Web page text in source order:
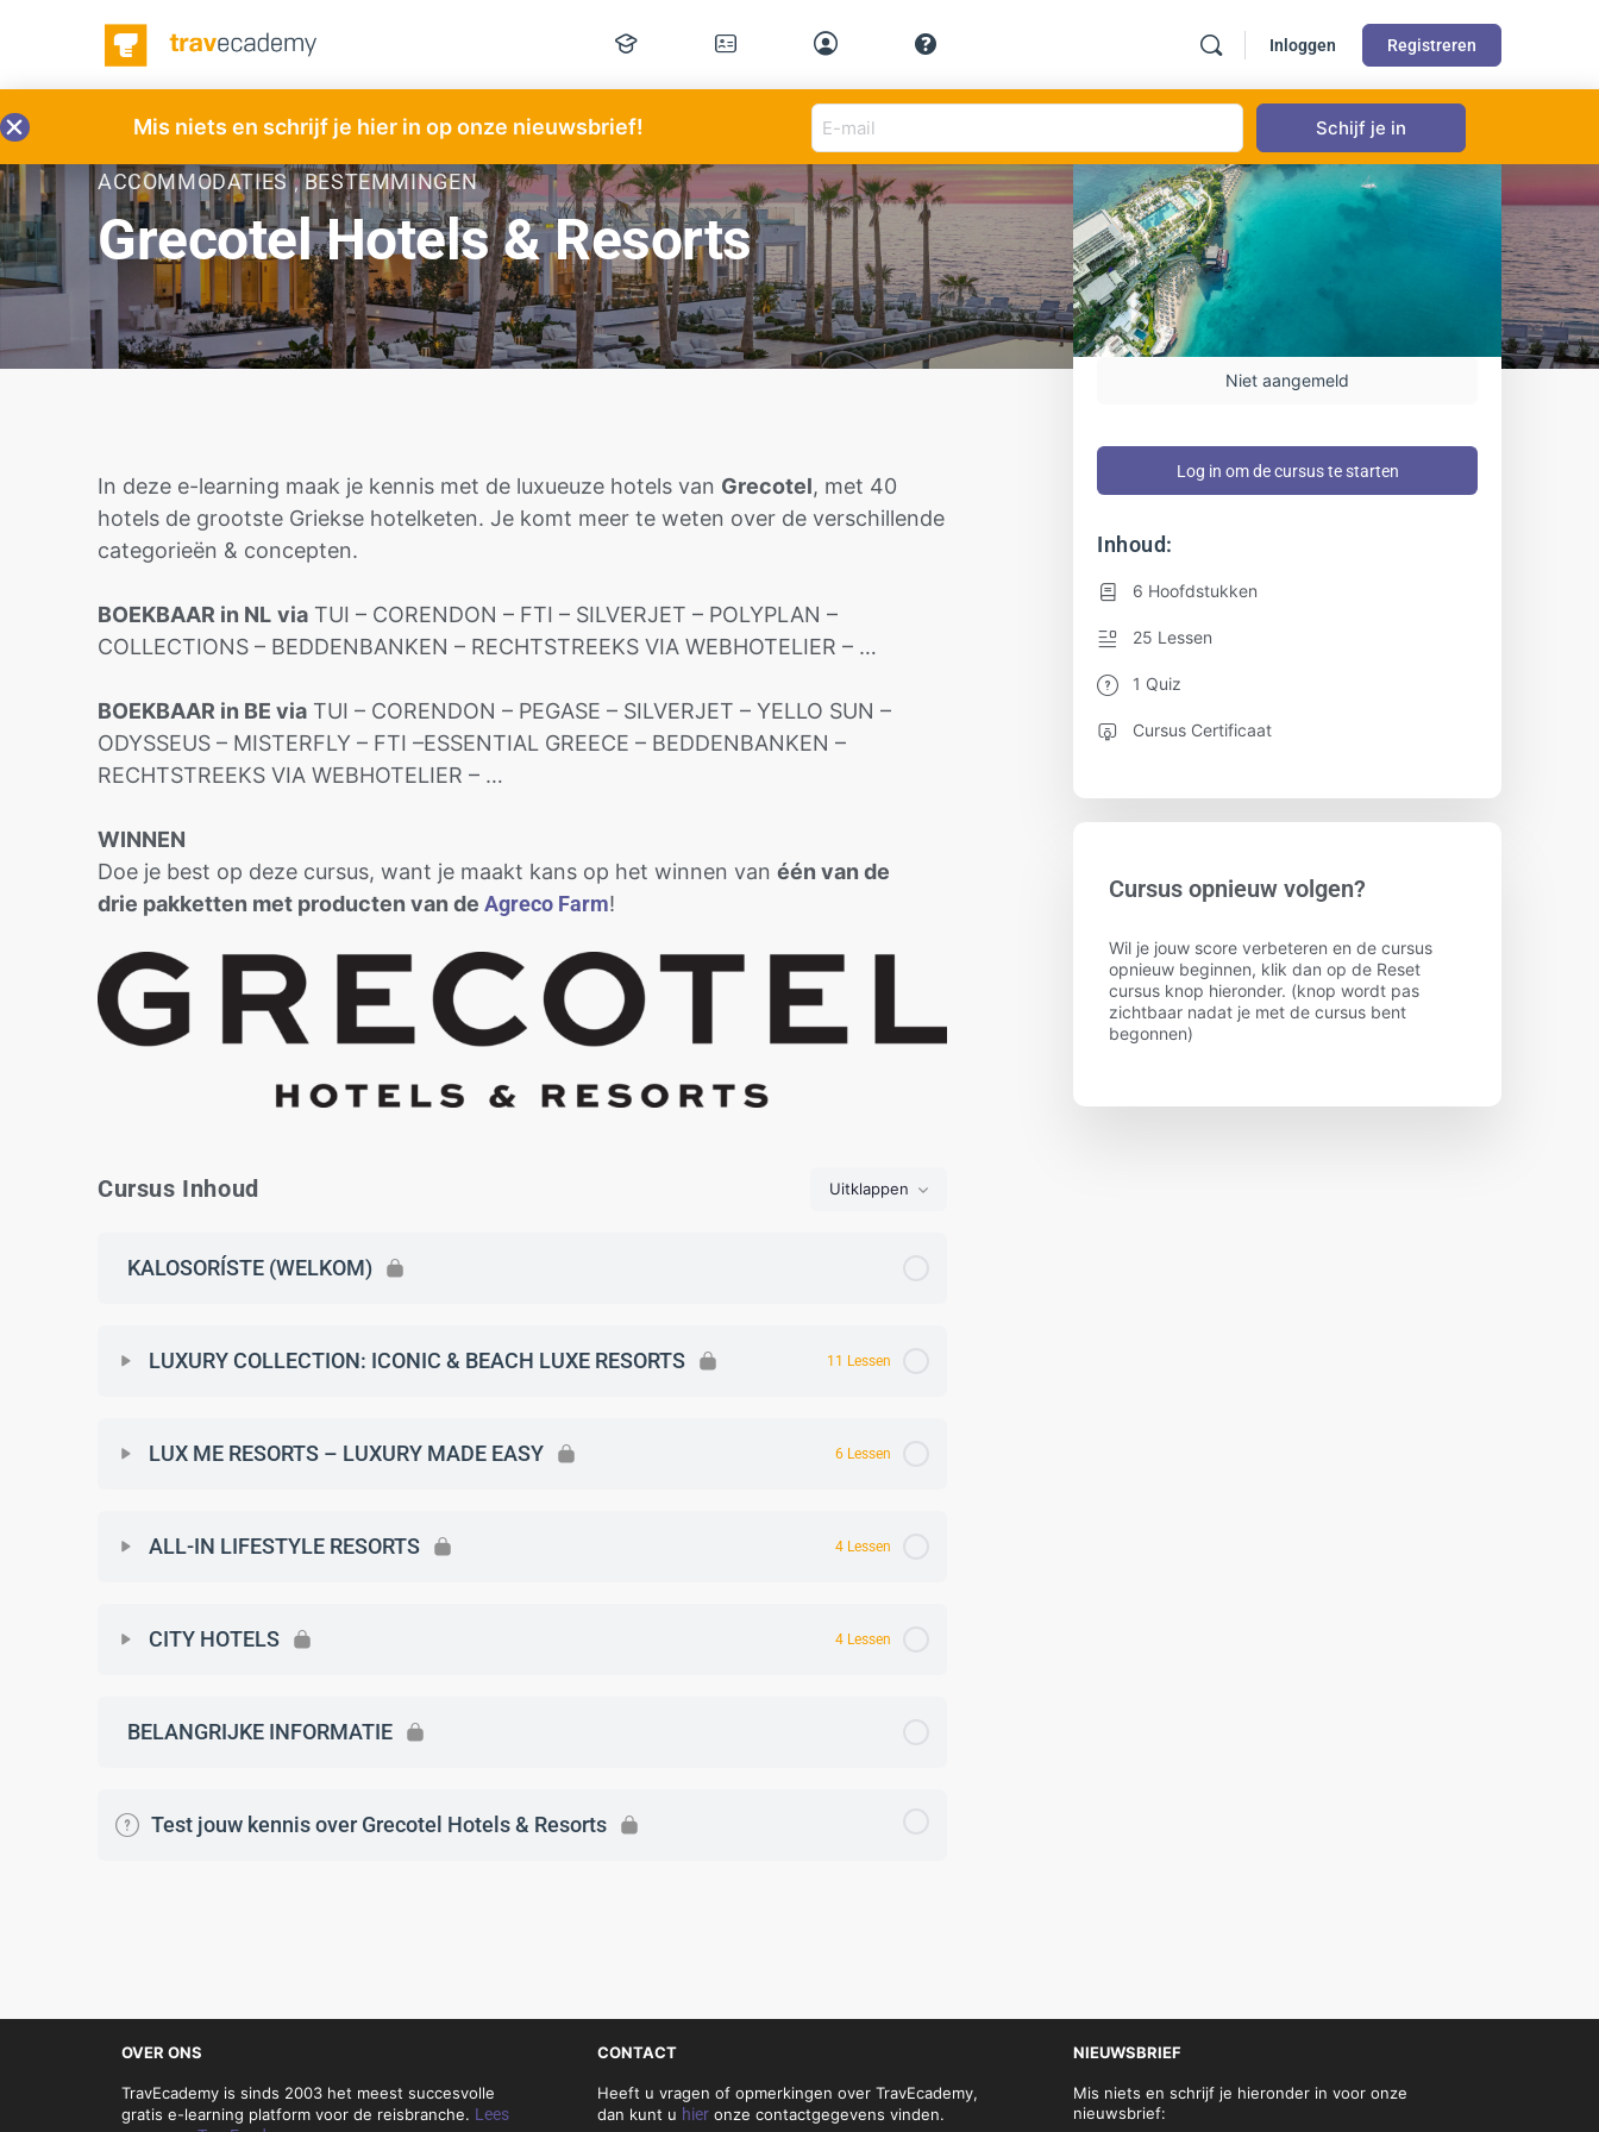
Inloggen Registreren
ACCOMMODATIES, BESTEMMINGEN
Grecotel Hotels & Resorts
In deze e-learning maak je kennis met de luxueuze hotels van Grecotel, met 40
hotels de grootste Griekse hotelketen. Je komt meer te weten over de verschillende
categorieën & concepten.
BOEKBAAR in NL via TUI – CORENDON – FTI – SILVERJET – POLYPLAN –
COLLECTIONS – BEDDENBANKEN – RECHTSTREEKS VIA WEBHOTELIER – …
BOEKBAAR in BE via TUI – CORENDON – PEGASE – SILVERJET – YELLO SUN –
ODYSSEUS – MISTERFLY – FTI –ESSENTIAL GREECE – BEDDENBANKEN –
RECHTSTREEKS VIA WEBHOTELIER – …
WINNEN
Doe je best op deze cursus, want je maakt kans op het winnen van één van de
drie pakketten met producten van de Agreco Farm!
Cursus Inhoud Uitklappen
KALOSORÍSTE (WELKOM)
LUXURY COLLECTION: ICONIC & BEACH LUXE RESORTS 11 Lessen
LUX ME RESORTS – LUXURY MADE EASY 6 Lessen
ALL-IN LIFESTYLE RESORTS 4 Lessen
CITY HOTELS 4 Lessen
BELANGRIJKE INFORMATIE
Test jouw kennis over Grecotel Hotels & Resorts
Niet aangemeld
Log in om de cursus te starten
Inhoud:
6 Hoofdstukken
25 Lessen
1 Quiz
Cursus Certificaat
Cursus opnieuw volgen?
Wil je jouw score verbeteren en de cursus
opnieuw beginnen, klik dan op de Reset
cursus knop hieronder. (knop wordt pas
zichtbaar nadat je met de cursus bent
begonnen)
OVER ONS
TravEcademy is sinds 2003 het meest succesvolle
gratis e-learning platform voor de reisbranche. Lees
CONTACT
Heeft u vragen of opmerkingen over TravEcademy,
dan kunt u hier onze contactgegevens vinden.
NIEUWSBRIEF
Mis niets en schrijf je hieronder in voor onze
nieuwsbrief:
Mis niets en schrijf je hier in op onze nieuwsbrief!
E-
mail
adres
(Vereist)